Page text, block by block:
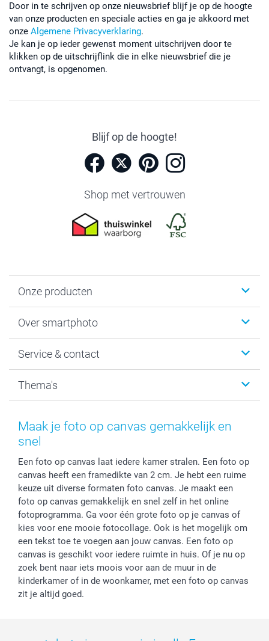
Door in te schrijven op onze nieuwsbrief blijf je op de hoogte
van onze producten en speciale acties en ga je akkoord met
onze Algemene Privacyverklaring.
Je kan je op ieder gewenst moment uitschrijven door te
klikken op de uitschrijflink die in elke nieuwsbrief die je
ontvangt, is opgenomen.
Blijf op de hoogte!
Shop met vertrouwen
Onze producten
Fotoboeken
Fotocadeaus
Kaarten
Over smartphoto
Vacatures
Bestelproces
Herroepingsrecht
Privacy
Reviews
Prijslijst
Investor Relations
Service & contact
Tevredenheidsgarantie
Mijn orderstatus
smartbonus
service@smartphoto.nl
Affiliate partnerprogramma
Partnerships
Influencer partnerprogramma
Thema's
Baby
Moederdag
Huwelijk
Maak je foto op canvas gemakkelijk en
snel
Een foto op canvas laat iedere kamer stralen. Een foto op
canvas heeft een framedikte van 2 cm. Je hebt een ruime
keuze uit diverse formaten foto canvas. Je maakt een
foto op canvas gemakkelijk en snel zelf in het online
fotoprogramma. Ga voor één grote foto op je canvas of
kies voor ene mooie fotocollage. Ook is het mogelijk om
een tekst toe te voegen aan jouw canvas. Een foto op
canvas is geschikt voor iedere ruimte in huis. Of je nu op
zoek bent naar iets moois voor aan de muur in de
kinderkamer of in de woonkamer, met een foto op canvas
zit je altijd goed.